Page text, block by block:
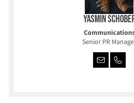
Yasmin
Senior PR